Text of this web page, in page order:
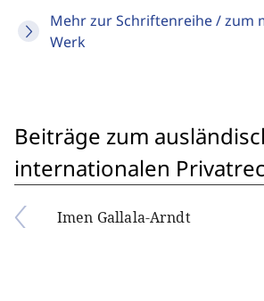
Mehr zur Schriftenreihe / zum
Werk
Beiträge zum
internationalen
Imen Gallala-Arndt